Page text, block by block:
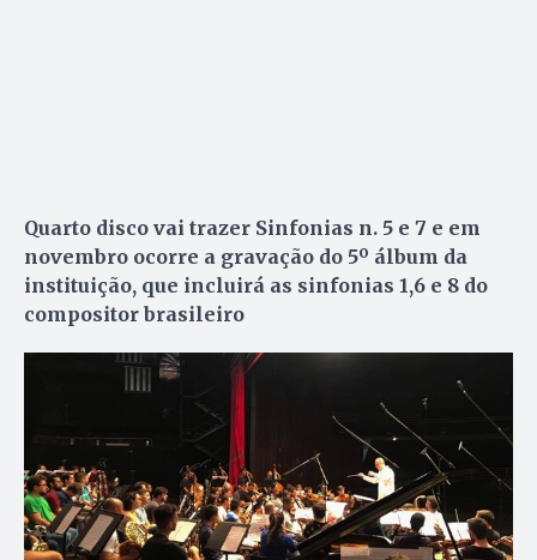
Quarto disco vai trazer Sinfonias n. 5 e 7 e em
novembro ocorre a gravação do 5º álbum da
instituição, que incluirá as sinfonias 1,6 e 8 do
compositor brasileiro